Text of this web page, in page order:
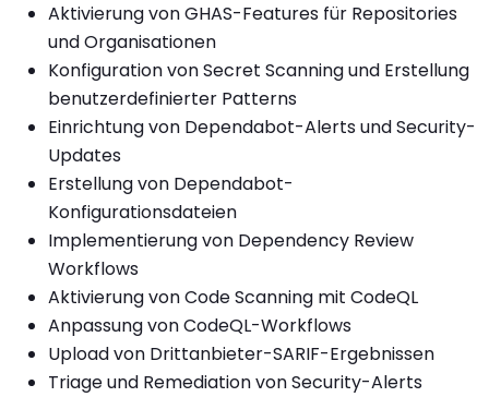
Aktivierung von GHAS-Features für Repositories
und Organisationen
Konfiguration von Secret Scanning und Erstellung
benutzerdefinierter Patterns
Einrichtung von Dependabot-Alerts und Security-
Updates
Erstellung von Dependabot-
Konfigurationsdateien
Implementierung von Dependency Review
Workflows
Aktivierung von Code Scanning mit CodeQL
Anpassung von CodeQL-Workflows
Upload von Drittanbieter-SARIF-Ergebnissen
Triage und Remediation von Security-Alerts